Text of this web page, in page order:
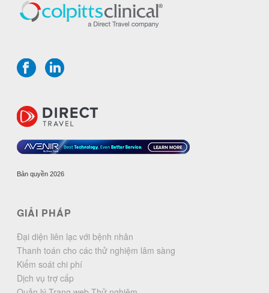
Bản quyền 2026
GIẢI PHÁP
Đại diện liên lạc với bệnh nhân
Thanh toán cho các thử nghiệm lâm sàng
Kiểm soát chi phí
Dịch vụ trợ cấp